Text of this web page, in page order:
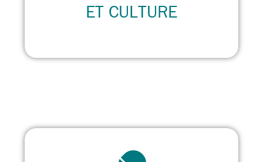
ET CULTURE